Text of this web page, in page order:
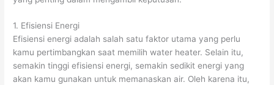
1. Efisiensi Energi
Efisiensi energi adalah salah satu faktor utama yang perlu
kamu pertimbangkan saat memilih water heater. Selain itu,
semakin tinggi efisiensi energi, semakin sedikit energi yang
akan kamu gunakan untuk memanaskan air. Oleh karena itu,